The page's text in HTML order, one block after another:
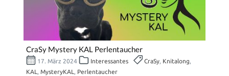
CraSy Mystery KAL Perlentaucher
17. März 2024 Interessantes CraSy, Knitalong,
KAL , MysteryKAL , Perlentaucher